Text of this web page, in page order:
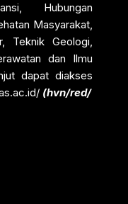
Hubungan
Masyarakat,
Teknik Geologi,
dan Ilmu
dapat diakses
(hvn/red/